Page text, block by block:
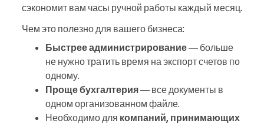
сэкономит вам часы ручной работы каждый месяц.
Чем это полезно для вашего бизнеса:
Быстрее администрирование— больше
не нужно тратить время на экспорт счетов по
одному.
Проще бухгалтерия— все документы в
одном организованном файле.
Необходимо для компаний, принимающих